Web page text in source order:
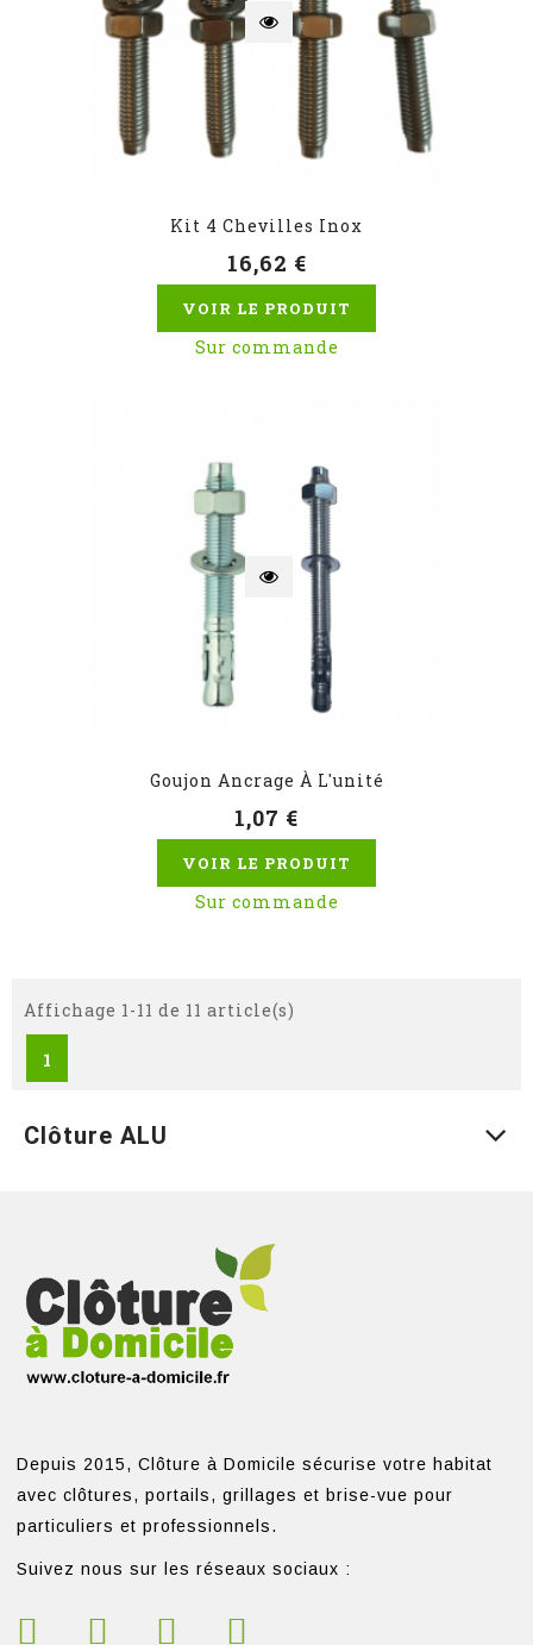
Kit 4 Chevilles Inox
16,62 €
VOIR LE PRODUIT
Sur commande
Goujon Ancrage À L'unité
1,07 €
VOIR LE PRODUIT
Sur commande
Affichage 1-11 de 11 article(s)
1
Clôture ALU
Depuis 2015, Clôture à Domicile sécurise votre habitat
avec clôtures, portails, grillages et brise-vue pour
particuliers et professionnels.
Suivez nous sur les réseaux sociaux :